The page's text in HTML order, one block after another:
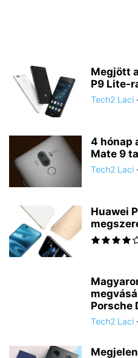
Megjött
P9 Lite-
Tech2 Laci
4 hónap
Mate 9
Tech2 Laci
Huawei
Porsche
Tech2 Laci